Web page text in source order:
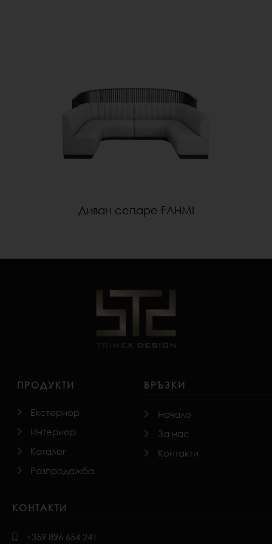
Диван сепаре FAHMI
ПРОДУКТИ
Екстериор
Интериор
Каталог
Разпродажба
ВРЪЗКИ
Начало
За нас
Контакти
КОНТАКТИ
+359 896 654 241